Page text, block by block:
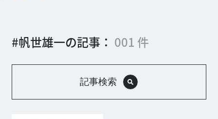
#帆世雄一の記事： 001 件
記事検索